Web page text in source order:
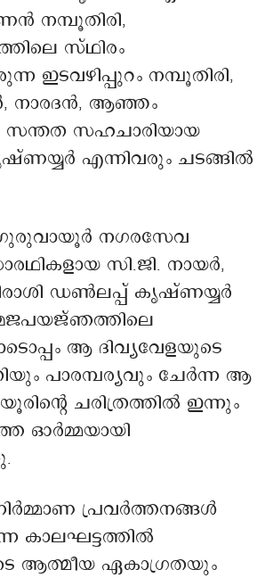
നമ്പൂതിരി,
സ്ഥിരം
ഇടവഴിപ്പുറം നമ്പൂതിരി,
ആഞ്ഞം
സന്തത സഹചാരിയായ
എന്നിവരും ചടങ്ങിൽ
നഗരസേവ
സി.ജി. നായർ,
ഡൺലപ്പ് കൃഷ്ണയ്യർ
ആ ദിവ്യവേളയുടെ
പാരമ്പര്യവും ചേർന്ന ആ
ചരിത്രത്തിൽ ഇന്നും
ഓർമ്മയായി
പ്രവർത്തനങ്ങൾ
കാലഘട്ടത്തിൽ
ആത്മീയ ഏകാഗ്രതയും